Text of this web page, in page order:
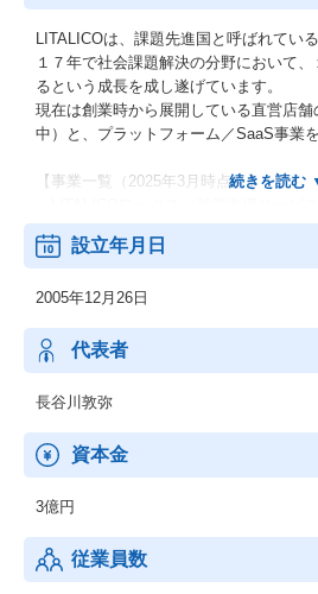
LITALICOは、課題先進国と呼ばれてい
１７年で社会課題解決の分野において
るという成長を成し遂げています。
現在は創業時から展開している直営店
中）と、プラットフォーム／SaaS事業
【事業一覧（2025年3月時点）】
・LITALICOジュニア（ソーシャルスキ
・LITALICOワンダー（IT×ものづくり教
・LITALICO仕事ナビ（障害のある方の
・LITALICOキャリア（障害福祉で働く
・LITALICOライフ （ライフプランサポ
設立年月日
2005年12月26日
代表者
長谷川敦弥
資本金
3億円
従業員数